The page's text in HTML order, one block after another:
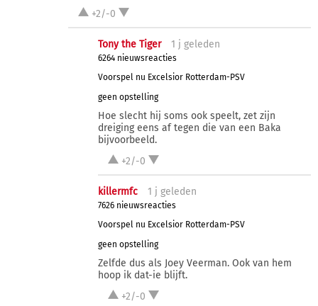
+2/-0
Tony the Tiger 1 j geleden
6264 nieuwsreacties
Voorspel nu Excelsior Rotterdam-PSV
geen opstelling
Hoe slecht hij soms ook speelt, zet zijn
dreiging eens af tegen die van een Baka
bijvoorbeeld.
+2/-0
killermfc 1 j geleden
7626 nieuwsreacties
Voorspel nu Excelsior Rotterdam-PSV
geen opstelling
Zelfde dus als Joey Veerman. Ook van hem
hoop ik dat-ie blijft.
+2/-0